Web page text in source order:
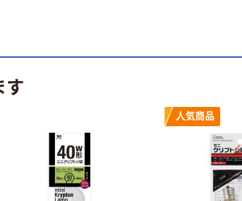
す
人気商品